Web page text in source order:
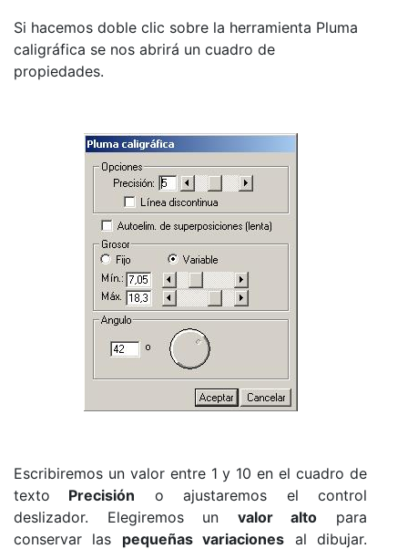
Si hacemos doble clic sobre la herramienta Pluma
caligráfica se nos abrirá un cuadro de
propiedades.
Escribiremos un valor entre 1 y 10 en el cuadro de
texto Precisión o ajustaremos el control
deslizador. Elegiremos un valor alto para
conservar las pequeñas variaciones al dibujar.